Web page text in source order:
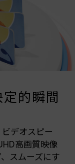
的瞬間
デオスピー
高画質映像
スムーズにす